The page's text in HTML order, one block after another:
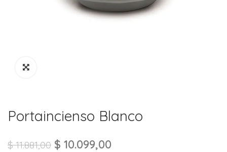
Portaincienso Blanco
$11.881,00 $ 10.099,00